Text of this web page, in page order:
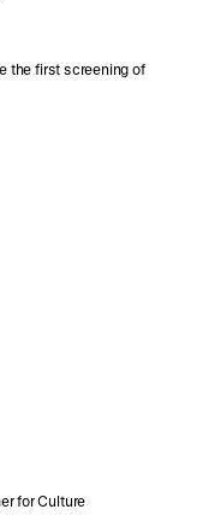
the first screening of
for Culture